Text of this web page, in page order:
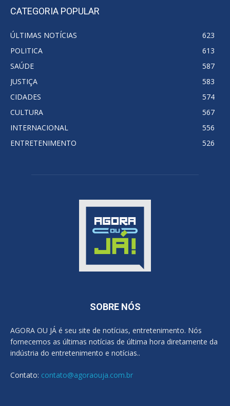
CATEGORIA POPULAR
ÚLTIMAS NOTÍCIAS
623
POLITICA
613
SAÚDE
587
JUSTIÇA
583
CIDADES
574
CULTURA
567
INTERNACIONAL
556
ENTRETENIMENTO
526
SOBRE NÓS
AGORA OU JÁ é seu site de notícias, entretenimento. Nós
fornecemos as últimas notícias de última hora diretamente da
indústria do entretenimento e notícias..
Contato: contato@agoraouja.com.br